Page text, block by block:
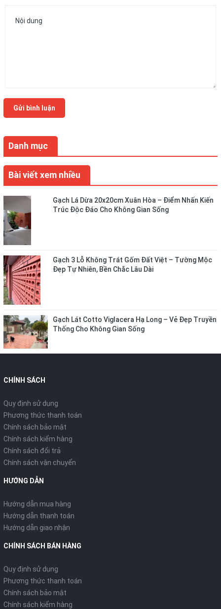
Danh mục
Bài viết xem nhiều
Gạch Lá Dừa 20x20cm Xuân Hòa – Điểm Nhấn Kiến
Trúc Độc Đáo Cho Không Gian Sống
Gạch 3 Lỗ Không Trát Gốm Đất Việt – Tường Mộc
Đẹp Tự Nhiên, Bền Chắc Lâu Dài
Gạch Lát Cotto Viglacera Hạ Long – Vẻ Đẹp Truyền
Thống Cho Không Gian Sống
Gửi bình luận
CHÍNH SÁCH
Quy định sử dụng
Phương thức thanh toán
Chính sách bảo mật
Chính sách kiểm hàng
Chính sách đổi trả
Chính sách vận chuyển
HƯỚNG DẪN
Hướng dẫn mua hàng
Hướng dẫn thanh toán
Hướng dẫn giao nhận
CHÍNH SÁCH BÁN HÀNG
Quy định sử dụng
Phương thức thanh toán
Chính sách bảo mật
Chính sách kiểm hàng